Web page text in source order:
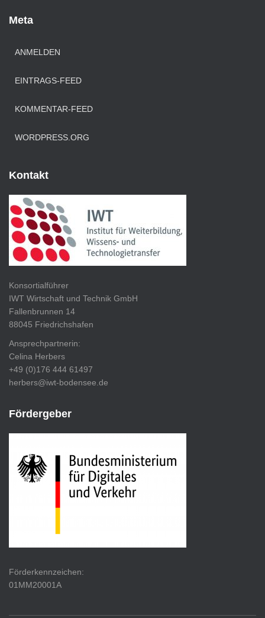
Meta
ANMELDEN
EINTRAGS-FEED
KOMMENTAR-FEED
WORDPRESS.ORG
Kontakt
Konsortialführer
IWT Wirtschaft und Technik GmbH
Fallenbrunnen 14
88045 Friedrichshafen
Ansprechpartnerin:
Celina Herbers
+49 (0)176 444 61497
herbers@iwt-bodensee.de
Fördergeber
Förderkennzeichen:
01MM20001A